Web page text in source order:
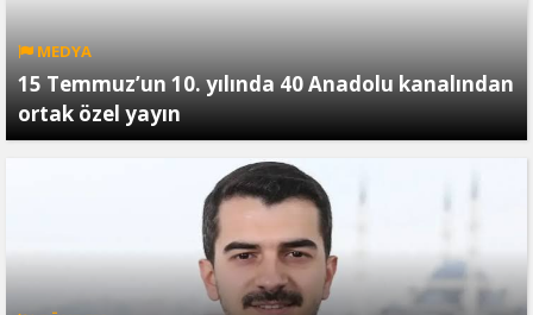
MEDYA
15 Temmuz’un 10. yılında 40 Anadolu kanalından
ortak özel yayın